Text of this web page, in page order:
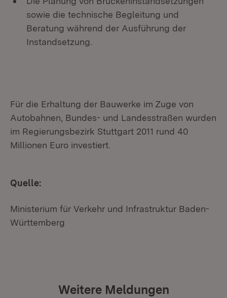
sowie die technische Begleitung und
Beratung während der Ausführung der
Instandsetzung.
Für die Erhaltung der Bauwerke im Zuge von
Autobahnen, Bundes- und Landesstraßen wurden
im Regierungsbezirk Stuttgart 2011 rund 40
Millionen Euro investiert.
Quelle:
Ministerium für Verkehr und Infrastruktur Baden-
Württemberg
Weitere Meldungen